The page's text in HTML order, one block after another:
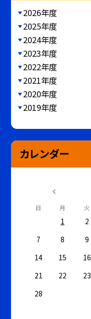
2026年度
2025年度
2024年度
2023年度
2022年度
2021年度
2020年度
2019年度
カレンダー
日 月 火
1 2
7
8 9
14
15 16
21
22 23
28